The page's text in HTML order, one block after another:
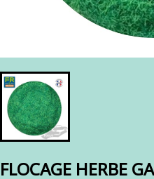
FLOCAGE HERBE